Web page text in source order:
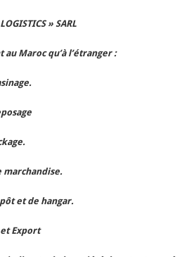
» SARL
Maroc qu’à l’étranger :
marchandise.
et de hangar.
Export